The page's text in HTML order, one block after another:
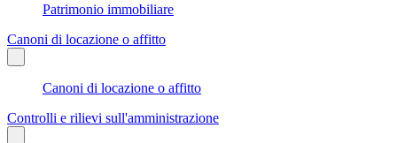
Patrimonio immobiliare
Canoni di locazione o affitto
Canoni di locazione o affitto
Controlli e rilievi sull'amministrazione